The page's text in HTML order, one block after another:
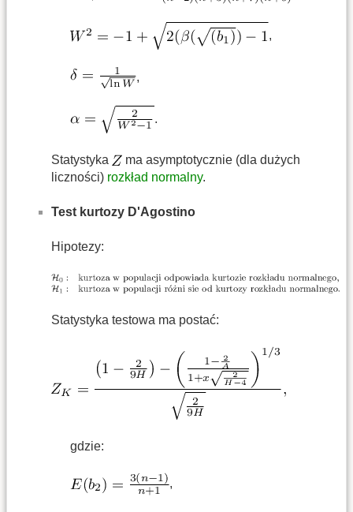
,
.
Statystyka
ma asymptotycznie (dla dużych
liczności) rozkład normalny.
Test kurtozy D'Agostino
Hipotezy:
Statystyka testowa ma postać:
gdzie:
,